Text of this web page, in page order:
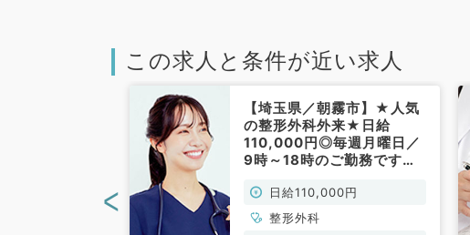
この求人と条件が近い求人
【埼玉県／朝霧市】★人気
の整形外科外来★日給
110,000円◎毎週月曜日／
9時～18時のご勤務です！
日給110,000円
整形外科
<